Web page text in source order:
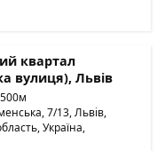
квартал
вулиця), Львів
7/13, Львів,
Україна,